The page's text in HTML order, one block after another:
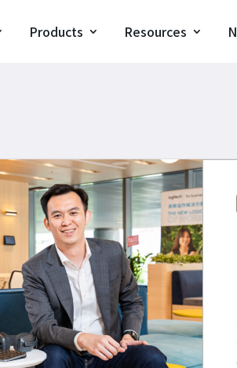
Products Resources